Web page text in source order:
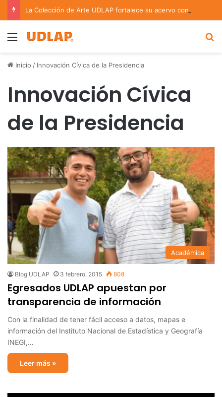
Menu
Inicio / Innovación Cívica de la Presidencia
Innovación Cívica
de la Presidencia
Académica
Blog UDLAP 3 febrero, 2015 808
Egresados UDLAP apuestan por
transparencia de información
Con la finalidad de tener fácil acceso a datos, mapas e
información del Instituto Nacional de Estadística y Geografía
INEGI,…
Leer más »